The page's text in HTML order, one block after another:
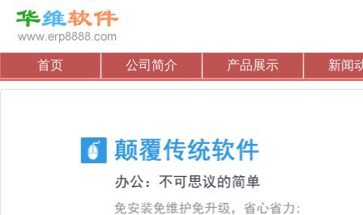
首页 公司简介 产品展示 新闻